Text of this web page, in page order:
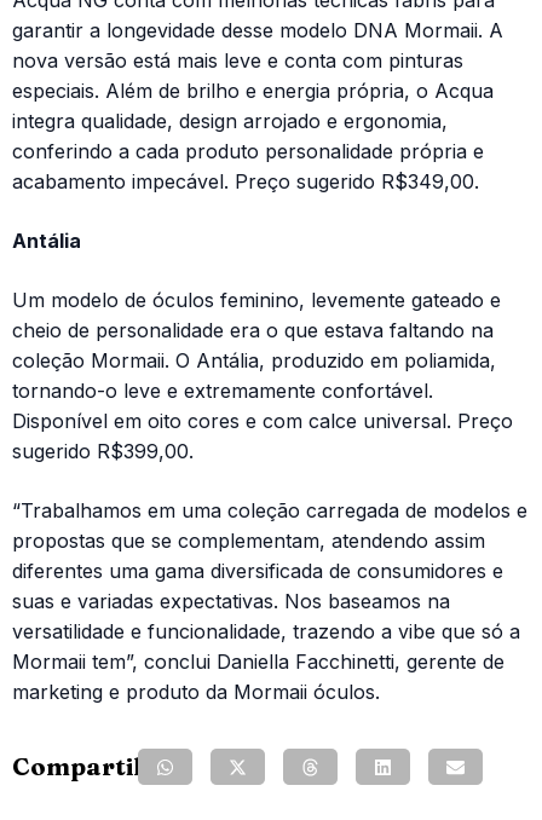
garantir a longevidade desse modelo DNA Mormaii. A
nova versão está mais leve e conta com pinturas
especiais. Além de brilho e energia própria, o Acqua
integra qualidade, design arrojado e ergonomia,
conferindo a cada produto personalidade própria e
acabamento impecável. Preço sugerido R$349,00.
Antália
Um modelo de óculos feminino, levemente gateado e
cheio de personalidade era o que estava faltando na
coleção Mormaii. O Antália, produzido em poliamida,
tornando-o leve e extremamente confortável.
Disponível em oito cores e com calce universal. Preço
sugerido R$399,00.
“Trabalhamos em uma coleção carregada de modelos e
propostas que se complementam, atendendo assim
diferentes uma gama diversificada de consumidores e
suas e variadas expectativas. Nos baseamos na
versatilidade e funcionalidade, trazendo a vibe que só a
Mormaii tem”, conclui Daniella Facchinetti, gerente de
marketing e produto da Mormaii óculos.
Compartilhe: